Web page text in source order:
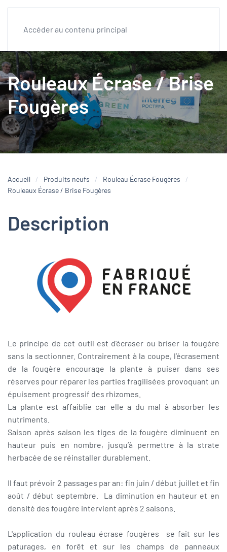
Accéder au contenu principal
Rouleaux Écrase / Brise
Fougères
Accueil Produits neufs
Rouleau Écrase Fougères
Rouleaux Écrase / Brise Fougères
Description
Le principe de cet outil est d’écraser ou briser la fougère
sans la sectionner. Contrairement à la coupe, l’écrasement
de la fougère encourage la plante à puiser dans ses
réserves pour réparer les parties fragilisées provoquant un
épuisement progressif des rhizomes.
La plante est affaiblie car elle a du mal à absorber les
nutriments.
Saison après saison les tiges de la fougère diminuent en
hauteur puis en nombre, jusqu’à permettre à la strate
herbacée de se réinstaller durablement.
Il faut prévoir 2 passages par an: fin juin / début juillet et fin
août / début septembre. La diminution en hauteur et en
densité des fougère intervient après 2 saisons.
L'application du rouleau écrase fougères se fait sur les
paturages, en forêt et sur les champs de panneaux